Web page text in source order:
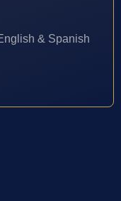
& Spanish